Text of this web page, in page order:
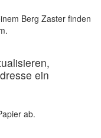
Berg Zaster finden
ein
ab.